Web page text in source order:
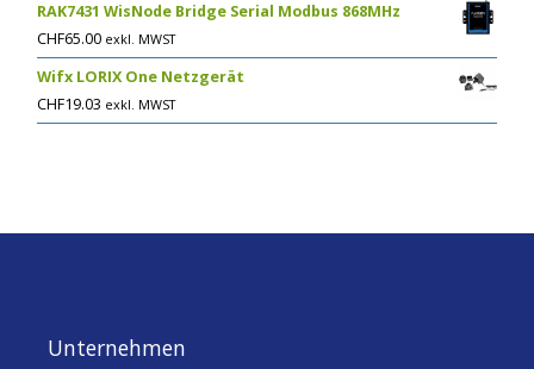
RAK7431 WisNode Bridge Serial Modbus 868MHz
CHF65.00 exkl. MWST
Wifx LORIX One Netzgerät
CHF19.03 exkl. MWST
Unternehmen